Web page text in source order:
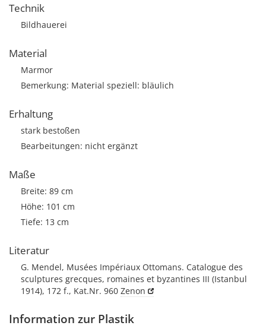
Technik
Bildhauerei
Material
Marmor
Bemerkung: Material speziell: bläulich
Erhaltung
stark bestoßen
Bearbeitungen: nicht ergänzt
Maße
Breite: 89 cm
Höhe: 101 cm
Tiefe: 13 cm
Literatur
G. Mendel, Musées Impériaux Ottomans. Catalogue des
sculptures grecques, romaines et byzantines III (Istanbul
1914), 172 f., Kat.Nr. 960 Zenon
Information zur Plastik